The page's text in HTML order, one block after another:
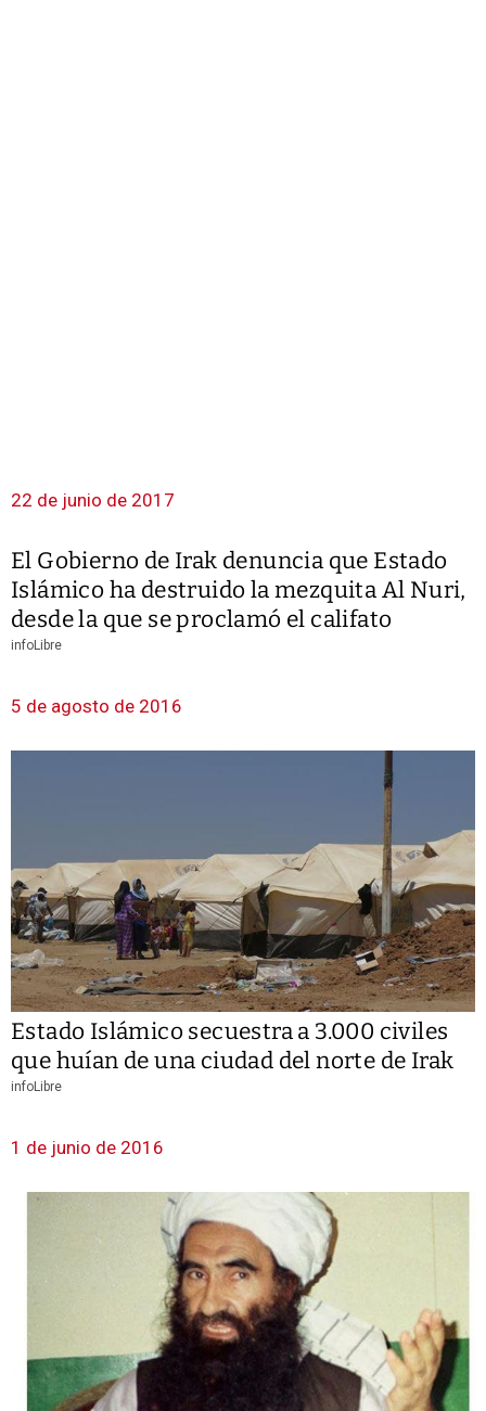
22 de junio de 2017
El Gobierno de Irak denuncia que Estado
Islámico ha destruido la mezquita Al Nuri,
desde la que se proclamó el califato
infoLibre
5 de agosto de 2016
Estado Islámico secuestra a 3.000 civiles
que huían de una ciudad del norte de Irak
infoLibre
1 de junio de 2016